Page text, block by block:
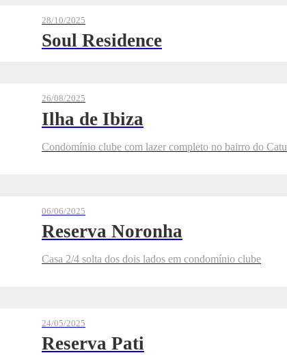
28/10/2025
Soul Residence
26/08/2025
Ilha de Ibiza
Condomínio clube com lazer completo no bairro do Catu
06/06/2025
Reserva Noronha
Casa 2/4 solta dos dois lados em condomínio clube
24/05/2025
Reserva Pati